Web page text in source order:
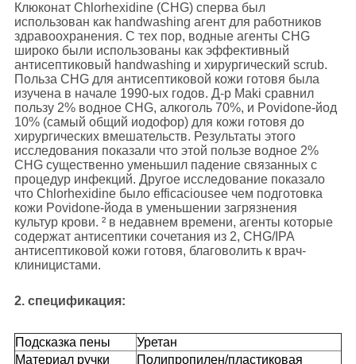
Клюконат Chlorhexidine (CHG) сперва был
использован как handwashing агент для работников
здравоохранения. С тех пор, водные агенты CHG
широко были использованы как эффективный
антисептиковый handwashing и хирургический scrub.
Польза CHG для антисептиковой кожи готовя была
изучена в начале 1990-ых годов. Д-р Maki сравнил
пользу 2% водное CHG, алкоголь 70%, и Povidone-йод
10% (самый общий иодофор) для кожи готовя до
хирургических вмешательств. Результаты этого
исследования показали что этой пользе водное 2%
CHG существенно уменьшил падение связанных с
процедур инфекций. Другое исследование показало
что Chlorhexidine было efficaciousее чем подготовка
кожи Povidone-йода в уменьшении загрязнения
культур крови. ² в недавнем времени, агенты которые
содержат антисептики сочетания из 2, CHG/IPA
антисептиковой кожи готовя, благоволить к врач-
клиницистами.
2. спецификация:
Подсказка пены
Уретан
Материал ручки
Полипропилен/пластиковая